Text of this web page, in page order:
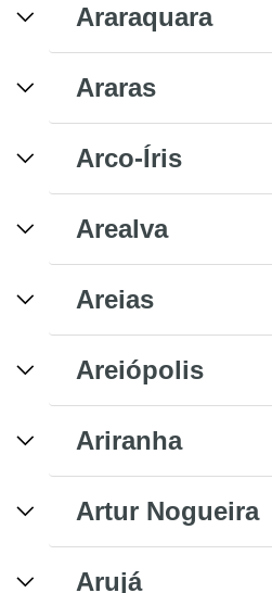
Araraquara
Araras
Arco-Íris
Arealva
Areias
Areiópolis
Ariranha
Artur Nogueira
Arujá